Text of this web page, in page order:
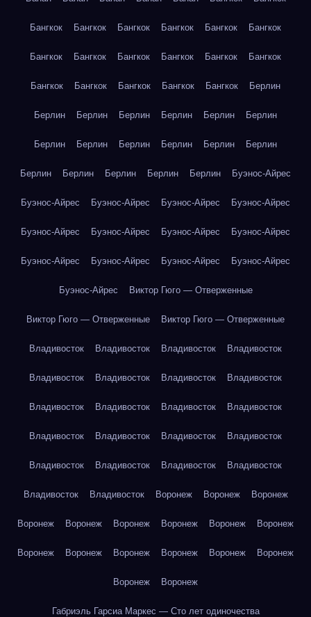
Бангкок Бангкок Бангкок Бангкок Бангкок Бангкок
Бангкок Бангкок Бангкок Бангкок Бангкок Бангкок
Бангкок Бангкок Бангкок Бангкок Бангкок Берлин
Берлин Берлин Берлин Берлин Берлин Берлин
Берлин Берлин Берлин Берлин Берлин Берлин
Берлин Берлин Берлин Берлин Берлин Буэнос-Айрес
Буэнос-Айрес Буэнос-Айрес Буэнос-Айрес Буэнос-Айрес
Буэнос-Айрес Буэнос-Айрес Буэнос-Айрес Буэнос-Айрес
Буэнос-Айрес Буэнос-Айрес Буэнос-Айрес Буэнос-Айрес
Буэнос-Айрес Виктор Гюго — Отверженные
Виктор Гюго — Отверженные Виктор Гюго — Отверженные
Владивосток Владивосток Владивосток Владивосток
Владивосток Владивосток Владивосток Владивосток
Владивосток Владивосток Владивосток Владивосток
Владивосток Владивосток Владивосток Владивосток
Владивосток Владивосток Владивосток Владивосток
Владивосток Владивосток Воронеж Воронеж Воронеж
Воронеж Воронеж Воронеж Воронеж Воронеж Воронеж
Воронеж Воронеж Воронеж Воронеж Воронеж Воронеж
Воронеж Воронеж
Габриэль Гарсиа Маркес — Сто лет одиночества